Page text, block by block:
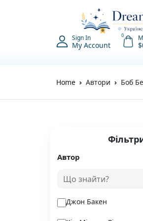
Sign In
My Account
0
$
Home Автори Боб
Автор
Джон Бакен